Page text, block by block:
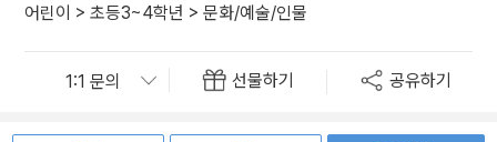
어린이 > 초등3~4학년 > 문화/예술/인물
선물하기 공유하기